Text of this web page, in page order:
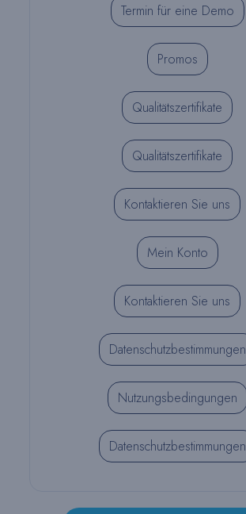
Termin für eine Demo
Promos
Qualitätszertifikate
Qualitätszertifikate
Kontaktieren Sie uns
Mein Konto
Kontaktieren Sie uns
Datenschutzbestimmungen
Nutzungsbedingungen
Datenschutzbestimmungen